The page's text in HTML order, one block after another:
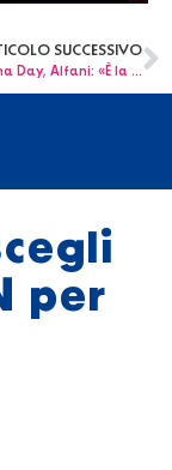
SUCCESSIVO
Neuroblastoma Day, Alfani: «È la strage silenziosa dei bambini»
per